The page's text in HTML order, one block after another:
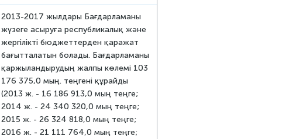
2013-2017 жылдары Бағдарламаны
жүзеге асыруға республикалық және
жергілікті бюджеттерден қаражат
бағытталатын болады. Бағдарламаны
қаржыландырудың жалпы көлемі 103
176 375,0 мың. теңгені құрайды
(2013 ж. - 16 186 913,0 мың теңге;
2014 ж. - 24 340 320,0 мың теңге;
2015 ж. - 26 324 818,0 мың теңге;
2016 ж. - 21 111 764,0 мың теңге;